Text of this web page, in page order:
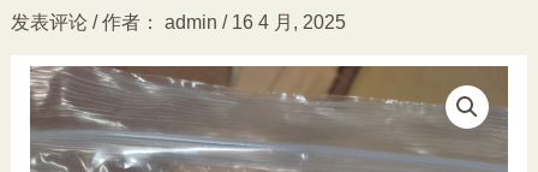
发表评论 / 作者： admin / 16 4 月, 2025